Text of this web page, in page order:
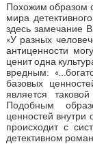
Похожим образом
мира
здесь замечание
«У разных
антиценности
ценит одна
вредным:
базовых
является
Подобным
ценностей внутри
происходит с
детективном